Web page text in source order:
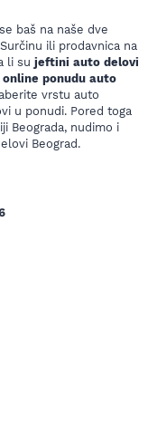
baš na naše dve
ili prodavnica na
li su jeftini auto delovi
online ponudu auto
vrstu auto
u ponudi. Pored toga
Beograda, nudimo i
Beograd.